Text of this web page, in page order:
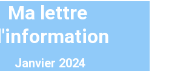
Ma lettre
Janvier 2024